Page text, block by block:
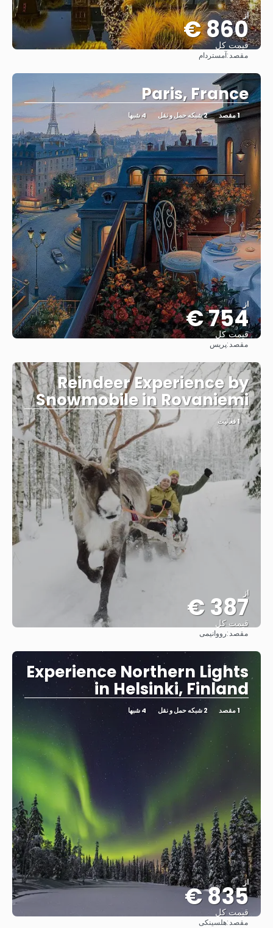
از
860 €
قیمت کل
مقصد:آمستردام
Paris, France
1 مقصد 2 شبکه حمل و نقل 4 شبها
از
754 €
قیمت کل
مقصد:پریس
Reindeer Experience by
Snowmobile in Rovaniemi
1 فعالیت
از
387 €
قیمت کل
مقصد:رووانیمی
Experience Northern Lights
in Helsinki, Finland
1 مقصد 2 شبکه حمل و نقل 4 شبها
از
835 €
قیمت کل
مقصد:هلسینکی